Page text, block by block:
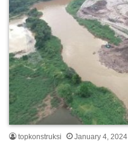
topkonstruksi January 4, 2024